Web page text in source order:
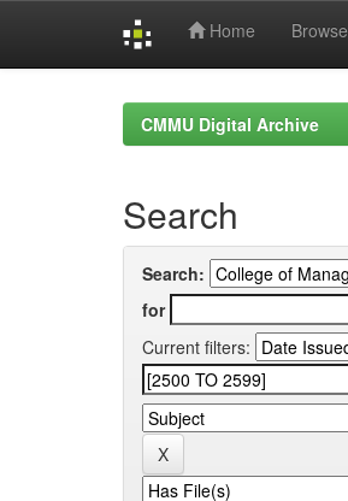
Home Browse
CMMU Digital Archive
Search
Search:
for
Current filters: